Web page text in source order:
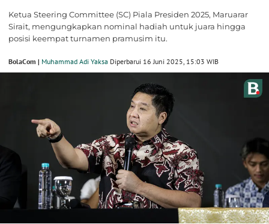
Ketua Steering Committee (SC) Piala Presiden 2025, Maruarar
Sirait, mengungkapkan nominal hadiah untuk juara hingga
posisi keempat turnamen pramusim itu.
BolaCom | Muhammad Adi Yaksa Diperbarui 16 Juni 2025, 15:03 WIB